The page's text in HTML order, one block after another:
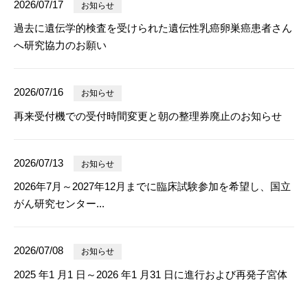
2026/07/17 お知らせ
過去に遺伝学的検査を受けられた遺伝性乳癌卵巣癌患者さん
へ研究協力のお願い
2026/07/16 お知らせ
再来受付機での受付時間変更と朝の整理券廃止のお知らせ
2026/07/13 お知らせ
2026年7月～2027年12月までに臨床試験参加を希望し、国立
がん研究センター...
2026/07/08 お知らせ
2025 年1 月1 日～2026 年1 月31 日に進行および再発子宮体